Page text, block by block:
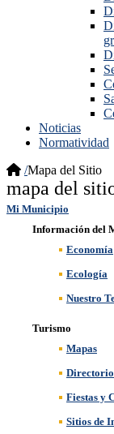
Noticias
Normatividad
/Mapa del Sitio
​mapa del
Mi Municipio
Información del
Economía
Ecología
Nuestro
Turismo
Mapas
Fiestas y
Sitios de